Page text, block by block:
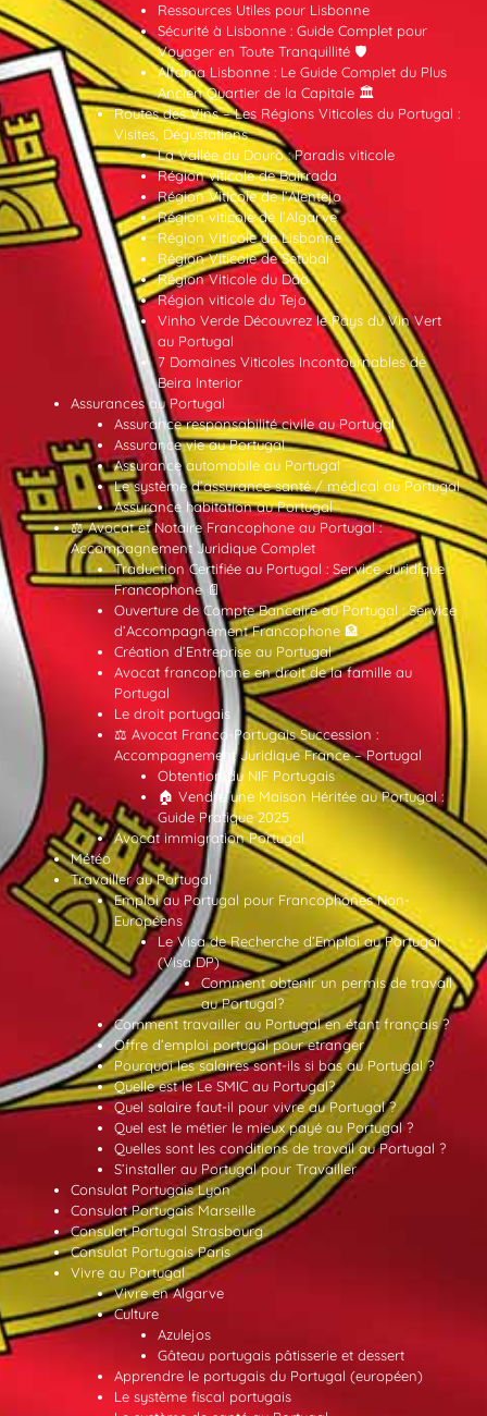
Ressources Utiles pour Lisbonne
Sécurité à Lisbonne : Guide Complet pour
Voyager en Toute Tranquillité 🛡️
Alfama Lisbonne : Le Guide Complet du Plus
Ancien Quartier de la Capitale 🏛️
Routes des Vins – Les Régions Viticoles du Portugal :
Visites, Dégustations
La Vallée du Douro : Paradis viticole
Région viticole de Bairrada
Région Viticole de l’Alentejo
Région viticole de l’Algarve
Région Viticole de Lisbonne
Région Viticole de Setúbal
Région Viticole du Dão
Région viticole du Tejo
Vinho Verde Découvrez le Pays du Vin Vert
au Portugal
7 Domaines Viticoles Incontournables de
Beira Interior
Assurances au Portugal
Assurance responsabilité civile au Portugal
Assurance vie au Portugal
Assurance automobile au Portugal
Le système d’assurance santé / médical au Portugal
Assurance habitation au Portugal
⚖️ Avocat et Notaire Francophone au Portugal :
Accompagnement Juridique Complet
Traduction Certifiée au Portugal : Service Juridique
Francophone 📄
Ouverture de Compte Bancaire au Portugal : Service
d’Accompagnement Francophone 🏦
Création d’Entreprise au Portugal
Avocat francophone en droit de la famille au
Portugal
Le droit portugais
⚖️ Avocat Franco-Portugais Succession :
Accompagnement Juridique France – Portugal
Obtention du NIF Portugais
🏠 Vendre une Maison Héritée au Portugal :
Guide Pratique 2025
Avocat immigration Portugal
Météo
Travailler au Portugal
Emploi au Portugal pour Francophones Non-
Européens
Le Visa de Recherche d’Emploi au Portugal
(Visa DP)
Comment obtenir un permis de travail
au Portugal?
Comment travailler au Portugal en étant français ?
Offre d’emploi portugal pour etranger
Pourquoi les salaires sont-ils si bas au Portugal ?
Quelle est le Le SMIC au Portugal?
Quel salaire faut-il pour vivre au Portugal ?
Quel est le métier le mieux payé au Portugal ?
Quelles sont les conditions de travail au Portugal ?
S’installer au Portugal pour Travailler
Consulat Portugais Lyon
Consulat Portugais Marseille
Consulat Portugal Strasbourg
Consulat Portugais Paris
Vivre au Portugal
Vivre en Algarve
Culture
Azulejos
Gâteau portugais pâtisserie et dessert
Apprendre le portugais du Portugal (européen)
Le système fiscal portugais